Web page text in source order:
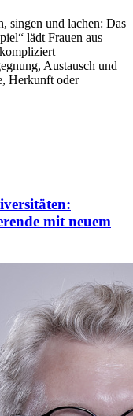
singen und lachen: Das
lädt Frauen aus
Austausch und
Herkunft oder
mit neuem